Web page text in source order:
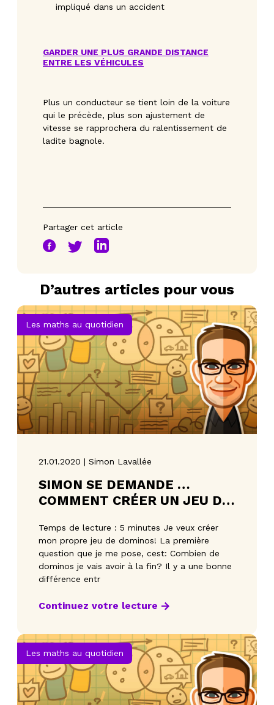
impliqué dans un accident
GARDER UNE PLUS GRANDE DISTANCE
ENTRE LES VÉHICULES
Plus un conducteur se tient loin de la voiture
qui le précède, plus son ajustement de
vitesse se rapprochera du ralentissement de
ladite bagnole.
Partager cet article
D’autres articles pour vous
Les maths au quotidien
21.01.2020 | Simon Lavallée
SIMON SE DEMANDE …
COMMENT CRÉER UN JEU DE
Temps de lecture : 5 minutes Je veux créer
mon propre jeu de dominos! La première
question que je me pose, cest: Combien de
dominos je vais avoir à la fin? Il y a une bonne
différence entr
Continuez votre lecture
Les maths au quotidien